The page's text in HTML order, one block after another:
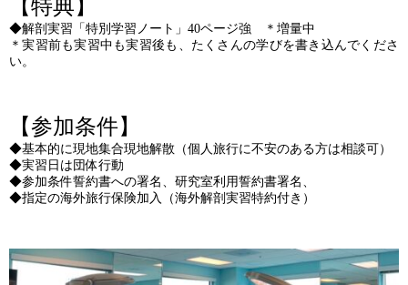
【特典】
◆解剖実習「特別学習ノート」40ページ強 ＊増量中
＊実習前も実習中も実習後も、たくさんの学びを書き込んでくださ
い。
【参加条件】
◆基本的に現地集合現地解散（個人旅行に不安のある方は相談可）
◆実習日は団体行動
◆参加条件誓約書への署名、研究室利用誓約書署名、
◆指定の海外旅行保険加入（海外解剖実習特約付き）